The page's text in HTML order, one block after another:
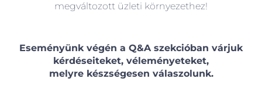
megváltozott üzleti környezethez!
Eseményünk végén a Q&A szekcióban várjuk
kérdéseiteket, véleményeteket,
melyre készségesen válaszolunk.